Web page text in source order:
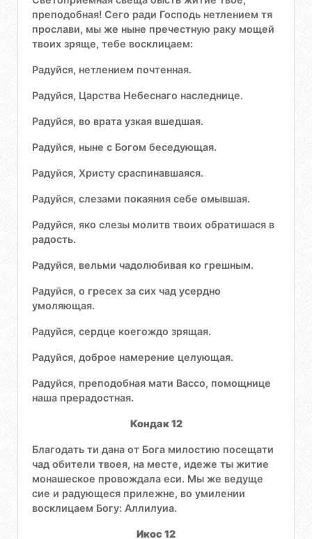
преподобная! Сего ради Господь нетлением тя
прослави, мы же ныне пречестную раку мощей
твоих зряще, тебе восклицаем:
Радуйся, нетлением почтенная.
Радуйся, Царства Небеснаго наследнице.
Радуйся, во врата узкая вшедшая.
Радуйся, ныне с Богом беседующая.
Радуйся, Христу сраспинавшаяся.
Радуйся, слезами покаяния себе омывшая.
Радуйся, яко слезы молитв твоих обратишася в
радость.
Радуйся, вельми чадолюбивая ко грешным.
Радуйся, о гресех за сих чад усердно
умоляющая.
Радуйся, сердце коегождо зрящая.
Радуйся, доброе намерение целующая.
Радуйся, преподобная мати Вассо, помощнице
наша прерадостная.
Кондак 12
Благодать ти дана от Бога милостию посещати
чад обители твоея, на месте, идеже ты житие
монашеское провождала еси. Мы же ведуще
сие и радующеся прилежне, во умилении
восклицаем Богу: Аллилуиа.
Икос 12